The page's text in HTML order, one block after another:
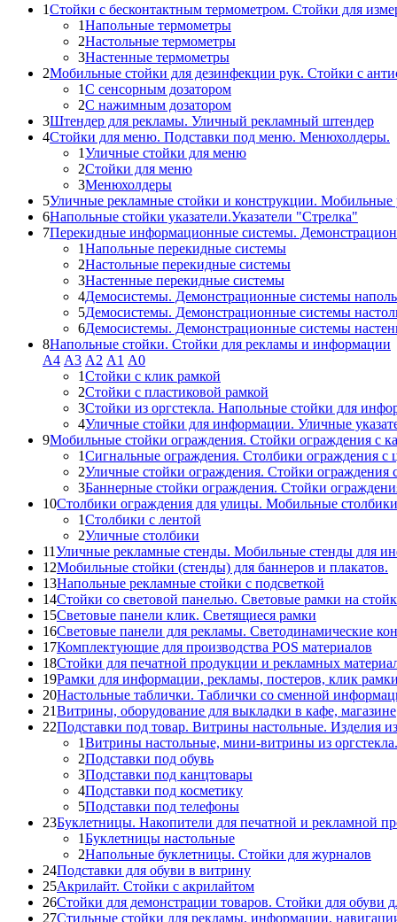
1Стойки с бесконтактным термометром. Стойки для
1Напольные термометры
2Настольные термометры
3Настенные термометры
2Мобильные стойки для дезинфекции рук. Стойки с
1С сенсорным дозатором
2С нажимным дозатором
3Штендер для рекламы. Уличный рекламный штендер
4Стойки для меню. Подставки под меню. Менюхолдеры.
1Уличные стойки для меню
2Стойки для меню
3Менюхолдеры
5Уличные рекламные стойки и конструкции. Мобильные
6Напольные стойки указатели.Указатели "Стрелка"
7Перекидные информационные системы.
1Напольные перекидные системы
2Настольные перекидные системы
3Настенные перекидные системы
4Демосистемы. Демонстрационные системы
5Демосистемы. Демонстрационные системы
6Демосистемы. Демонстрационные системы
8Напольные стойки. Стойки для рекламы и информации
А4 A3 А2 А1 А0
1Стойки с клик рамкой
2Стойки с пластиковой рамкой
3Стойки из оргстекла. Напольные стойки для
4Уличные стойки для информации. Уличные
9Мобильные стойки ограждения. Стойки ограждения с
1Сигнальные ограждения. Столбики ограждения с
2Уличные стойки ограждения. Стойки ограждения
3Баннерные стойки ограждения. Стойки
10Столбики ограждения для улицы. Мобильные
1Столбики с лентой
2Уличные столбики
11Уличные рекламные стенды. Мобильные стенды для
12Мобильные стойки (стенды) для баннеров и плакатов.
13Напольные рекламные стойки с подсветкой
14Стойки со световой панелью. Световые рамки на
15Световые панели клик. Светящиеся рамки
16Световые панели для рекламы. Светодинамические
17Комплектующие для производства POS материалов
18Стойки для печатной продукции и рекламных
19Рамки для информации, рекламы, постеров, клик
20Настольные таблички. Таблички со сменной
21Витрины, оборудование для выкладки в кафе, магазине
22Подставки под товар. Витрины настольные. Изделия из
1Витрины настольные, мини-витрины из оргстекла.
2Подставки под обувь
3Подставки под канцтовары
4Подставки под косметику
5Подставки под телефоны
23Буклетницы. Накопители для печатной и рекламной
1Буклетницы настольные
2Напольные буклетницы. Стойки для журналов
24Подставки для обуви в витрину
25Акрилайт. Стойки с акрилайтом
26Стойки для демонстрации товаров. Стойки для обуви
27Стильные стойки для рекламы, информации,